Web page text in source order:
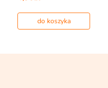
do koszyka